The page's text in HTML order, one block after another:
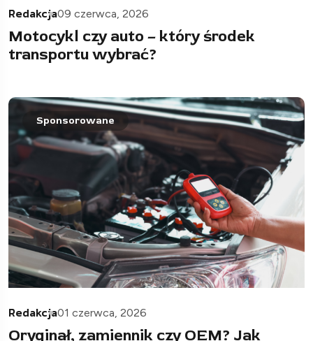
Redakcja09 czerwca, 2026
Motocykl czy auto – który środek
transportu wybrać?
Sponsorowane
Redakcja01 czerwca, 2026
Oryginał, zamiennik czy OEM? Jak